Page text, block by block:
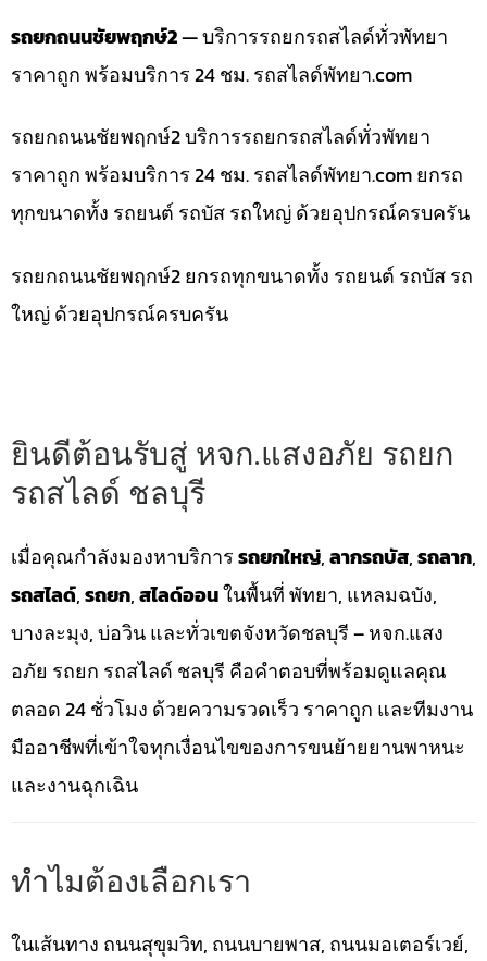
รถยกถนนชัยพฤกษ์2— บริการรถยกรถสไลด์ทั่วพัทยา
ราคาถูก พร้อมบริการ 24 ชม. รถสไลด์พัทยา.com
รถยกถนนชัยพฤกษ์2 บริการรถยกรถสไลด์ทั่วพัทยา
ราคาถูก พร้อมบริการ 24 ชม. รถสไลด์พัทยา.com ยกรถ
ทุกขนาดทั้ง รถยนต์ รถบัส รถใหญ่ ด้วยอุปกรณ์ครบครัน
รถยกถนนชัยพฤกษ์2 ยกรถทุกขนาดทั้ง รถยนต์ รถบัส รถ
ใหญ่ ด้วยอุปกรณ์ครบครัน
ยินดีต้อนรับสู่ หจก.แสงอภัย รถยก
รถสไลด์ ชลบุรี
เมื่อคุณกำลังมองหาบริการรถยกใหญ่,ลากรถบัส,รถลาก,
รถสไลด์,รถยก,สไลด์ออนในพื้นที่ พัทยา, แหลมฉบัง,
บางละมุง, บ่อวิน และทั่วเขตจังหวัดชลบุรี – หจก.แสง
อภัย รถยก รถสไลด์ ชลบุรี คือคำตอบที่พร้อมดูแลคุณ
ตลอด 24 ชั่วโมง ด้วยความรวดเร็ว ราคาถูก และทีมงาน
มืออาชีพที่เข้าใจทุกเงื่อนไขของการขนย้ายยานพาหนะ
และงานฉุกเฉิน
ทำไมต้องเลือกเรา
ในเส้นทาง ถนนสุขุมวิท, ถนนบายพาส, ถนนมอเตอร์เวย์,